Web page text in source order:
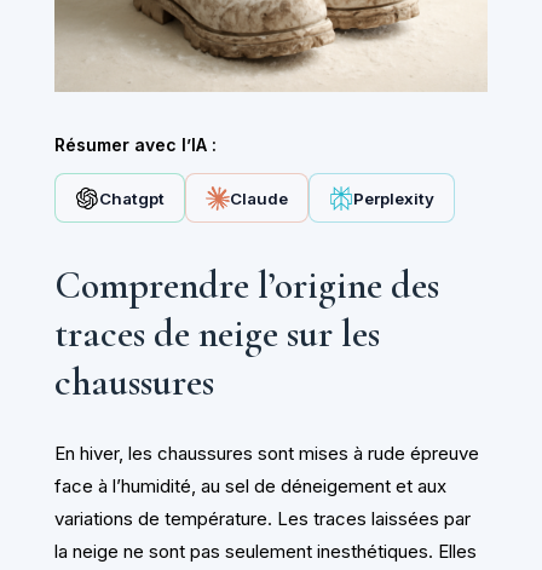
Résumer avec l’IA :
Chatgpt Claude Perplexity
Comprendre l’origine des
traces de neige sur les
chaussures
En hiver, les chaussures sont mises à rude épreuve
face à l’humidité, au sel de déneigement et aux
variations de température. Les traces laissées par
la neige ne sont pas seulement inesthétiques. Elles